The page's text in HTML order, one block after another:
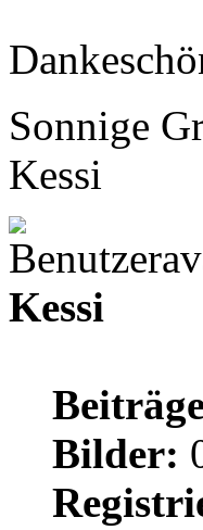
Sonnige
Kessi
Kessi
Bilder: